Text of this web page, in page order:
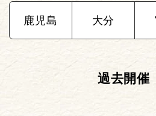
鹿児島 大分
過去開催